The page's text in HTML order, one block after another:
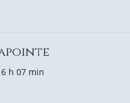
h 07 min